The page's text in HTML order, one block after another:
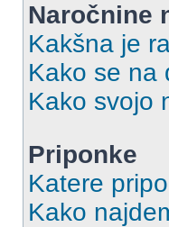
Naročnine
Kakšna je
Kako se na
Kako svojo
Priponke
Katere
Kako